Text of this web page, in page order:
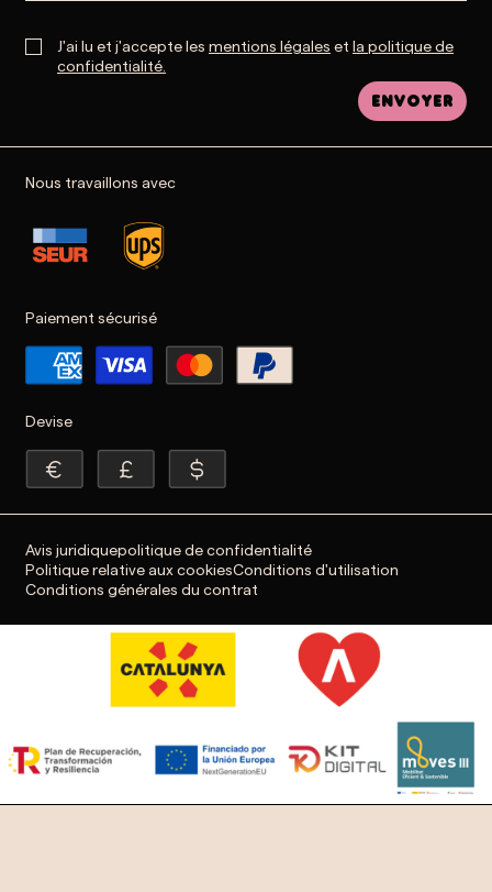
J'ai lu et j'accepte les mentions légales et la politique de
confidentialité.
Envoyer
Nous travaillons avec
Paiement sécurisé
Devise
Avis juridiquepolitique de confidentialité
Politique relative aux cookiesConditions d'utilisation
Conditions générales du contrat